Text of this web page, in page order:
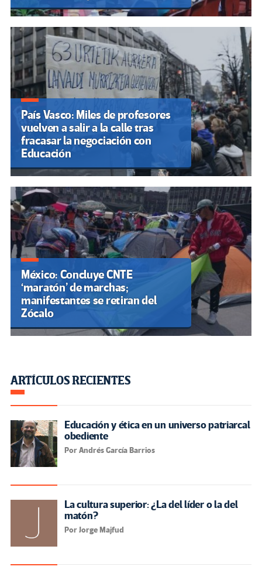
País Vasco: Miles de profesores
vuelven a salir a la calle tras
fracasar la negociación con
Educación
México: Concluye CNTE
‘maratón’ de marchas;
manifestantes se retiran del
Zócalo
ARTÍCULOS RECIENTES
Educación y ética en un universo patriarcal
obediente
Por Andrés García Barrios
La cultura superior: ¿La del líder o la del
matón?
Por Jorge Majfud